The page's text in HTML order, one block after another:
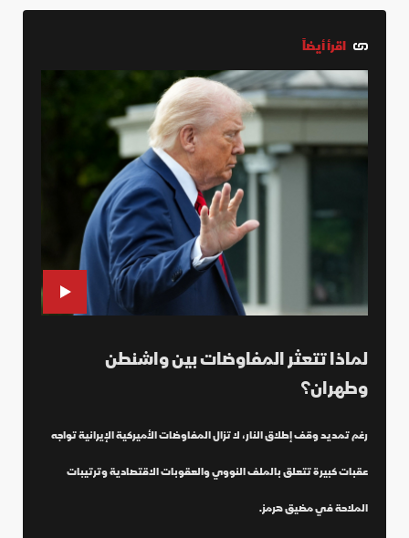
اقرأ أيضاً
لماذا تتعثر المفاوضات بين واشنطن
وطهران؟
رغم تمديد وقف إطلاق النار، لا تزال المفاوضات الأميركية الإيرانية تواجه
عقبات كبيرة تتعلق بالملف النووي والعقوبات الاقتصادية وترتيبات
الملاحة في مضيق هرمز.